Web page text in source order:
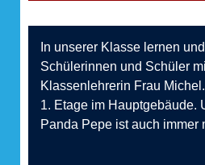
In unserer Klasse lernen
Schülerinnen und Schüler
Klassenlehrerin Frau
1. Etage im Hauptgebäude.
Panda Pepe ist auch immer